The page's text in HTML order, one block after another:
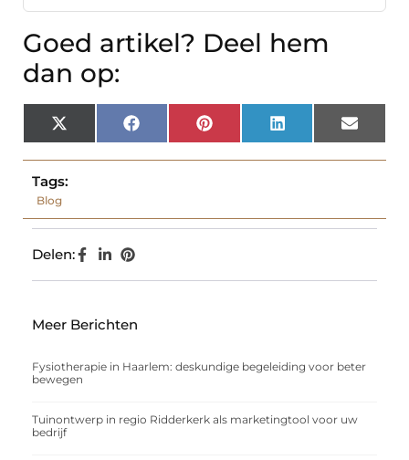
Goed artikel? Deel hem
dan op:
X
(Twitter)
Facebook Pinterest LinkedIn Email
Tags:
Blog
Delen:
Meer Berichten
Fysiotherapie in Haarlem: deskundige begeleiding voor beter
bewegen
Tuinontwerp in regio Ridderkerk als marketingtool voor uw
bedrijf